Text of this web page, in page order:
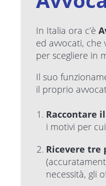
In Italia ora c’è
ed avvocati, che
per scegliere in
Il suo
il proprio
Raccontare
i motivi per
Ricevere tre
necessità, gli